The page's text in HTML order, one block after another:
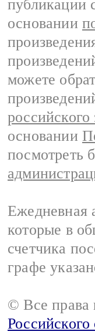
публикации
основании
можете
российского
основании
посмотреть
Ежедневная
которые в
счетчика
графе
© Все права